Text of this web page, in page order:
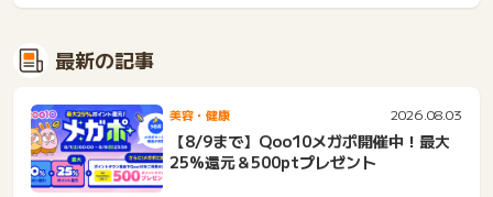
最新の記事
美容・健康 2026.08.03
【8/9まで】Qoo10メガポ開催中！最大
25%還元＆500ptプレゼント